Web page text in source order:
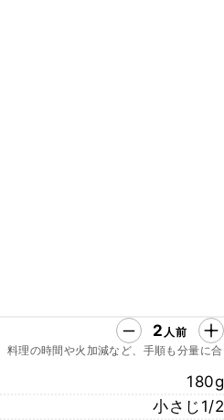
2 人前
料理の時間や火加減など、手順も分量に合
180g
小さじ1/2